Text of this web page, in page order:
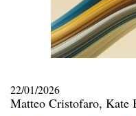
22/01/2026
Matteo Cristofaro, Kate